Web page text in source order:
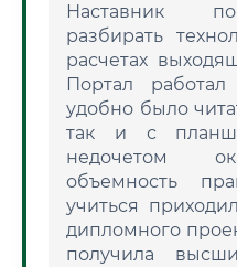
Наставник
разбирать
расчетах
Портал
удобно было
так и с
недочетом
объемность
учиться
дипломного
получила